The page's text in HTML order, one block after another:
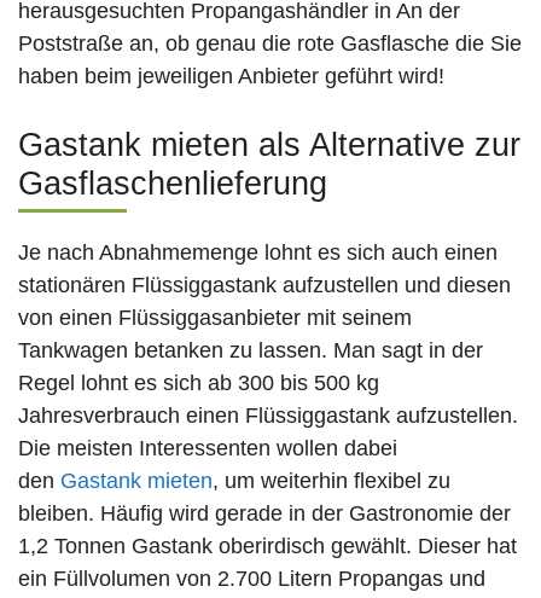
herausgesuchten Propangashändler in An der
Poststraße an, ob genau die rote Gasflasche die Sie
haben beim jeweiligen Anbieter geführt wird!
Gastank mieten als Alternative zur
Gasflaschenlieferung
Je nach Abnahmemenge lohnt es sich auch einen
stationären Flüssiggastank aufzustellen und diesen
von einen Flüssiggasanbieter mit seinem
Tankwagen betanken zu lassen. Man sagt in der
Regel lohnt es sich ab 300 bis 500 kg
Jahresverbrauch einen Flüssiggastank aufzustellen.
Die meisten Interessenten wollen dabei
den Gastank mieten, um weiterhin flexibel zu
bleiben. Häufig wird gerade in der Gastronomie der
1,2 Tonnen Gastank oberirdisch gewählt. Dieser hat
ein Füllvolumen von 2.700 Litern Propangas und